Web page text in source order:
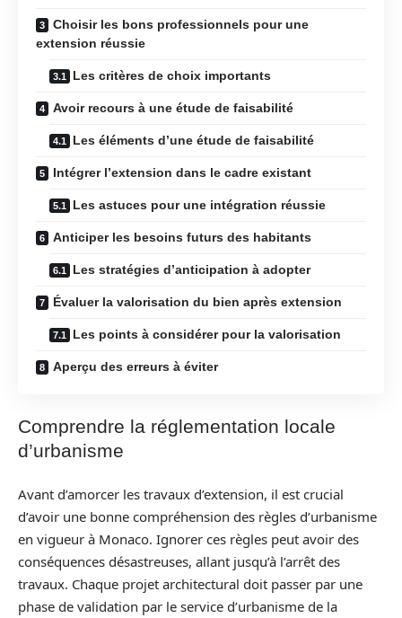
Choisir les bons professionnels pour une
extension réussie
Les critères de choix importants
Avoir recours à une étude de faisabilité
Les éléments d’une étude de faisabilité
Intégrer l’extension dans le cadre existant
Les astuces pour une intégration réussie
Anticiper les besoins futurs des habitants
Les stratégies d’anticipation à adopter
Évaluer la valorisation du bien après extension
Les points à considérer pour la valorisation
Aperçu des erreurs à éviter
Comprendre la réglementation locale
d’urbanisme
Avant d’amorcer les travaux d’extension, il est crucial
d’avoir une bonne compréhension des règles d’urbanisme
en vigueur à Monaco. Ignorer ces règles peut avoir des
conséquences désastreuses, allant jusqu’à l’arrêt des
travaux. Chaque projet architectural doit passer par une
phase de validation par le service d’urbanisme de la